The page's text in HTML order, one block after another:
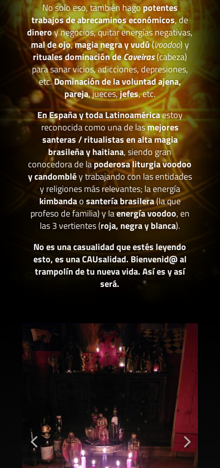
No solo eso, también hagopotentes
trabajos de abrecaminos económicos, de
dineroy negocios, quitar energías negativas,
mal de ojo,magia negra y vudú(voodoo) y
rituales dominación deCaveiras(cabeza)
para sanar vicios, adicciones, depresiones,
etc.Dominación de la voluntad ajena,
pareja, jueces,jefes, etc.
En España y toda Latinoaméricaestoy
reconocida como una de lasmejores
santeras / ritualistas en alta magia
brasileña y haitiana, siendo gran
conocedora de lapoderosa liturgia voodoo
y candombléy trabajando con las entidades
y religiones más relevantes; la energía
kimbandaosantería brasilera(la que
profeso de familia) y laenergía voodoo, en
las 3 vertientes (roja, negra y blanca).
No es una casualidad que estés leyendo
esto, es una CAUsalidad. Bienvenid@ al
trampolín de tu nueva vida. Así es y así
será.